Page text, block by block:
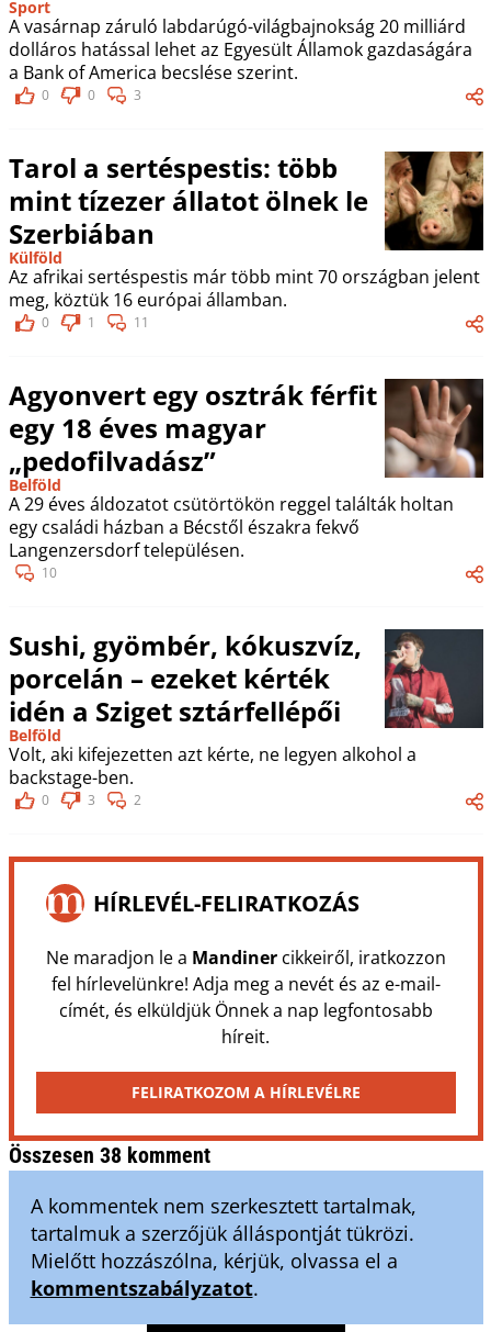
Sport
A vasárnap záruló labdarúgó-világbajnokság 20 milliárd
dolláros hatással lehet az Egyesült Államok gazdaságára
a Bank of America becslése szerint.
0 0 3
Tarol a sertéspestis: több
mint tízezer állatot ölnek le
Szerbiában
Külföld
Az afrikai sertéspestis már több mint 70 országban jelent
meg, köztük 16 európai államban.
0 1 11
Agyonvert egy osztrák férfit
egy 18 éves magyar
„pedofilvadász”
Belföld
A 29 éves áldozatot csütörtökön reggel találták holtan
egy családi házban a Bécstől északra fekvő
Langenzersdorf településen.
10
Sushi, gyömbér, kókuszvíz,
porcelán – ezeket kérték
idén a Sziget sztárfellépői
Belföld
Volt, aki kifejezetten azt kérte, ne legyen alkohol a
backstage-ben.
0 3 2
HÍRLEVÉL-FELIRATKOZÁS
Ne maradjon le a Mandinercikkeiről, iratkozzon
fel hírlevelünkre! Adja meg a nevét és az e-mail-
címét, és elküldjük Önnek a nap legfontosabb
híreit.
FELIRATKOZOM A HÍRLEVÉLRE
Összesen 38 komment
A kommentek nem szerkesztett tartalmak,
tartalmuk a szerzőjük álláspontját tükrözi.
Mielőtt hozzászólna, kérjük, olvassa el a
kommentszabályzatot.